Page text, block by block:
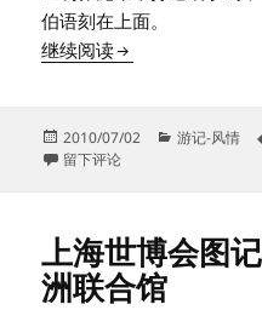
伯语刻在上面。
继续阅读上海世博会图记－
发
布
2010/07/02
分
游记-风情
于上海世博会图记－连载之四
留下评论
上海世博会图
洲联合馆